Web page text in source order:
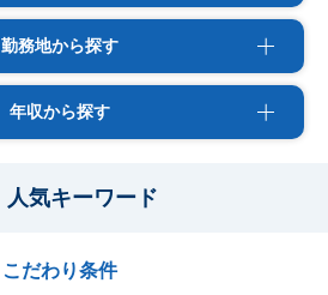
勤務地から探す
年収から探す
人気キーワード
こだわり条件